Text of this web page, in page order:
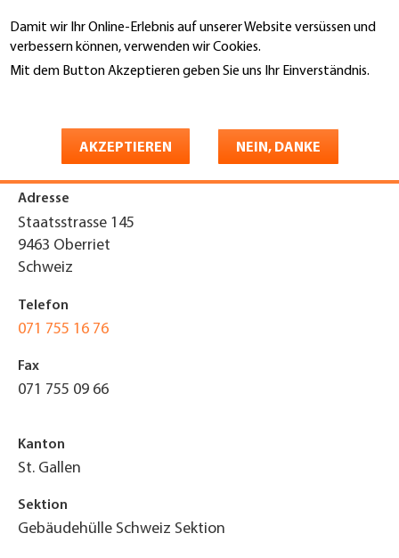
Damit wir Ihr Online-Erlebnis auf unserer Website versüssen und
verbessern können, verwenden wir Cookies.
Mit dem Button Akzeptieren geben Sie uns Ihr Einverständnis.
AKZEPTIEREN NEIN, DANKE
zum
Inhalt
Hutter Bedachungen AG
Adresse
Staatsstrasse 145
9463 Oberriet
Schweiz
Telefon
071 755 16 76
Fax
071 755 09 66
Kanton
St. Gallen
Sektion
Gebäudehülle Schweiz Sektion